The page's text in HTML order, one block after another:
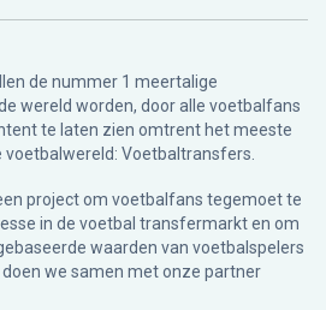
de nummer 1 meertalige
wereld worden, door alle voetbalfans
te laten zien omtrent het meeste
Voetbaltransfers.
project om voetbalfans tegemoet te
in de voetbal transfermarkt en om
waarden van voetbalspelers
we samen met onze partner